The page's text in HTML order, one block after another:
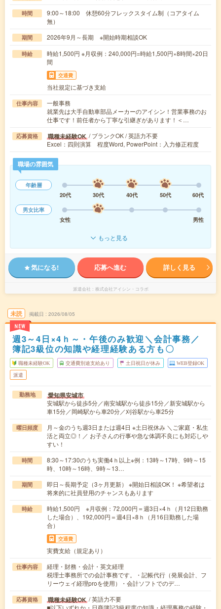
時間
9:00～18:00 休憩60分フレックスタイム制（コアタイム
無）
期間 2026年9月～長期 ※開始時期相談OK
時給
時給1,500円 ※月収例：240,000円=時給1,500円×8時間×20日
間
交通費
当社規定に基づき支給
仕事内容
一般事務
就業先は大手自動車部品メーカーのアイシン！営業事務のお
仕事です！前任者から丁寧な引継ぎがあります！＜…
応募資格 職種未経験OK / ブランクOK / 英語力不要
Excel：四則演算 程度Word, PowerPoint：入力修正程度
職場の雰囲気
年齢層
20代
30代 40代 50代
60代
男女比率
女性
男性
もっと見る
気になる! 応募へ進む 詳しく見る
派遣会社 株式会社アイシン・コラボ
未読
NEW
掲載日 2026/08/05
週3～4日×4ｈ～・午後のみ歓迎＼会計事務／
簿記3級位の知識や経理経験ある方も〇
職種未経験OK 交通費別途支給あり 土日祝日が休み WEB登録OK
派遣
勤務地 愛知県安城市
安城駅から徒歩5分／南安城駅から徒歩15分／新安城駅から
車15分／岡崎駅から車20分／刈谷駅から車25分
曜日頻度
月～金のうち週3日または週4日 ※土日祝休み ＼ご家庭・私生
活と両立◎！／ お子さんの行事や急な体調不良にも対応しや
すい！
時間
8:30～17:30のうち実働4ｈ以上※例：13時～17時、9時～15
時、10時～16時、9時～13…
期間
即日～長期予定（3ヶ月更新） ※開始日相談OK！ ※希望者は
将来的に社員登用のチャンスもあります
時給
時給1,500円 ※月収例：72,000円＝週3日×4ｈ（月12日勤務
した場合）、192,000円＝週4日×8ｈ（月16日勤務した場
合）
交通費
実費支給（規定あり）
仕事内容
経理・財務・会計・英文経理
税理士事務所での会計事務です。・記帳代行（発展会計、フ
リーウェイ経理proを使用）・会計ソフトでのデ…
応募資格 職種未経験OK / 英語力不要
■以下いずれか・日商簿記3級程度の知識・経理事務の経験・